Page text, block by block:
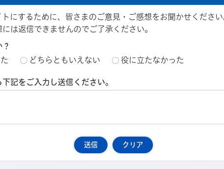
にするために、皆さまのご意見・ご感想をお聞かせくださ
は返信できませんのでご了承ください。
どちらともいえない 役に立たなかった
記をご入力し送信ください。